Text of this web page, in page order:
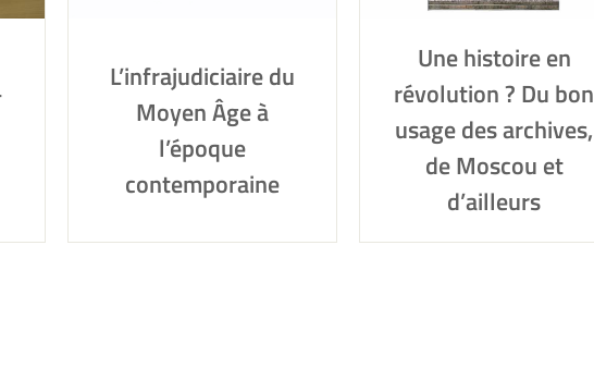
L’infrajudiciaire du
Moyen Âge à
l’époque
contemporaine
Une histoire en
révolution ? Du bon
usage des archives,
de Moscou et
d’ailleurs